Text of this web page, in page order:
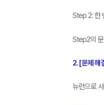
Step 2: 한
Step2의
2. [문제 해
뉴런으로